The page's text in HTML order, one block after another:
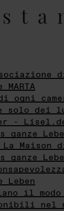
di ogni
solo
-
Maison
il
nel